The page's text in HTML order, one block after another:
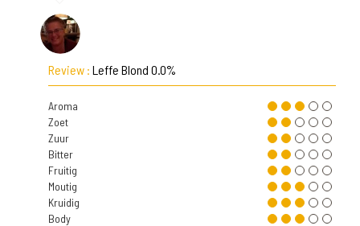
Review : Leffe Blond 0.0%
Aroma
Zoet
Zuur
Bitter
Fruitig
Moutig
Kruidig
Body